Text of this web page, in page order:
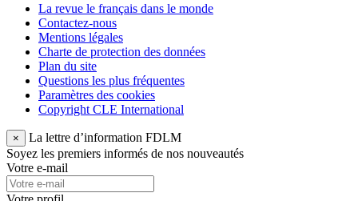
La revue le français dans le monde
Contactez-nous
Mentions légales
Charte de protection des données
Plan du site
Questions les plus fréquentes
Paramètres des cookies
Copyright CLE International
×
La lettre d’information FDLM
Soyez les premiers informés de nos nouveautés
Votre e-mail